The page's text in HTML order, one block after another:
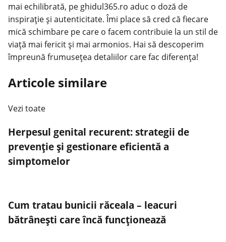
mai echilibrată, pe ghidul365.ro aduc o doză de
inspirație și autenticitate. Îmi place să cred că fiecare
mică schimbare pe care o facem contribuie la un stil de
viață mai fericit și mai armonios. Hai să descoperim
împreună frumusețea detaliilor care fac diferența!
Articole similare
Vezi toate
Herpesul genital recurent: strategii de
prevenție și gestionare eficientă a
simptomelor
Cum tratau bunicii răceala – leacuri
bătrânești care încă funcționează